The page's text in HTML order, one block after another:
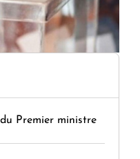
Premier ministre